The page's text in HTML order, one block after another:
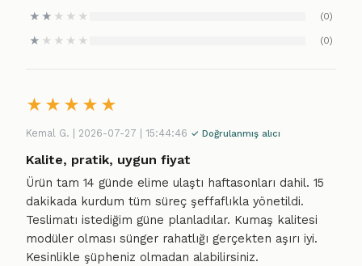
★ ★ ★ ★ ★ (0)
★ ★ ★ ★ ★ (0)
★ ★ ★ ★ ★
Kemal G. | 2026-07-27 | 15:44:46 ✓ Doğrulanmış alıcı
Kalite, pratik, uygun fiyat
Ürün tam 14 günde elime ulaştı haftasonları dahil. 15
dakikada kurdum tüm süreç şeffaflıkla yönetildi.
Teslimatı istediğim güne planladılar. Kumaş kalitesi
modüler olması sünger rahatlığı gerçekten aşırı iyi.
Kesinlikle şüpheniz olmadan alabilirsiniz.